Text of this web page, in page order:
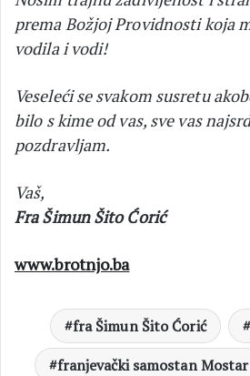
prema Božjoj Providnosti koja
vodila i vodi!
Veseleći se svakom susretu
bilo s kime od vas, sve vas
pozdravljam.
Vaš,
Fra Šimun Šito Ćorić
www.brotnjo.ba
fra Šimun Šito Ćorić
franjevački samostan Mostar